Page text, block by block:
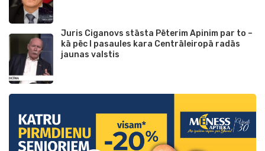
Juris Ciganovs stāsta Pēterim Apinim par to –
kā pēc I pasaules kara Centrāleiropā radās
jaunas valstis